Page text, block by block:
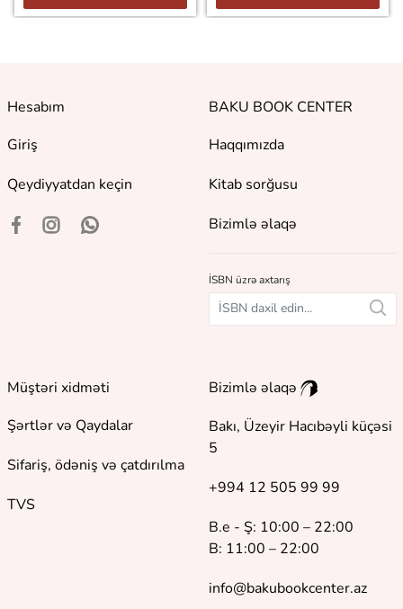
Hesabım
Giriş
Qeydiyyatdan keçin
BAKU BOOK CENTER
Haqqımızda
Kitab sorğusu
Bizimlə əlaqə
İSBN üzrə axtarış
Müştəri xidməti
Şərtlər və Qaydalar
Sifariş, ödəniş və çatdırılma
TVS
Bizimlə əlaqə
Bakı, Üzeyir Hacıbəyli küçəsi
5
+994 12 505 99 99
B.e - Ş: 10:00 – 22:00
B: 11:00 – 22:00
info@bakubookcenter.az